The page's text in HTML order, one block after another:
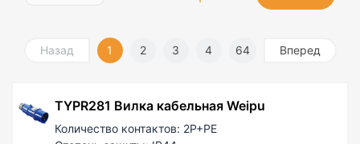
Назад 1 2 3 4 64 Вперед
TYPR281 Вилка кабельная Weipu
Количество контактов: 2P+PE